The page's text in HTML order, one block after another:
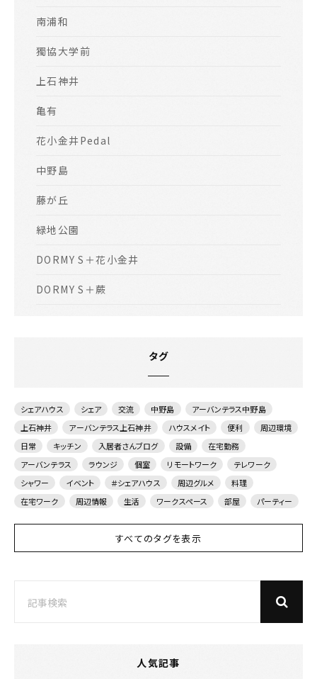
南浦和
獨協大学前
上石神井
亀有
花小金井Pedal
中野島
藤が丘
緑地公園
DORMY S＋花小金井
DORMY S＋蕨
タグ
シェアハウス シェア 交流 中野島
アーバンテラス中野島
上石神井
アーバンテラス上石神井 ハウスメイト 便利
周辺環境
日常
キッチン 入居者さんブログ 設備
在宅勤務
アーバンテラス
ラウンジ 個室 リモートワーク
テレワーク
シャワー
イベント ＃シェアハウス 周辺グルメ
料理
在宅ワーク
周辺情報 生活 ワークスペース 部屋 パーティー
すべてのタグを表示
人気記事